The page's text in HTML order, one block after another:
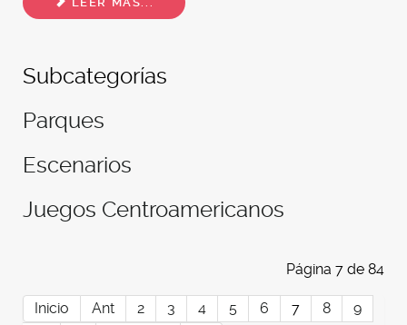
Subcategorías
Parques
Escenarios
Juegos Centroamericanos
Página 7 de 84
Inicio Ant 2 3 4 5 6 7 8
9